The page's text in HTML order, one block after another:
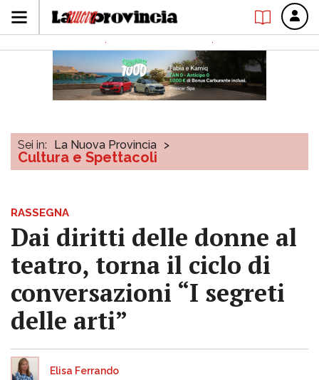
Sei in: La Nuova Provincia >
Cultura e Spettacoli
RASSEGNA
Dai diritti delle donne al
teatro, torna il ciclo di
conversazioni “I segreti
delle arti”
Elisa Ferrando